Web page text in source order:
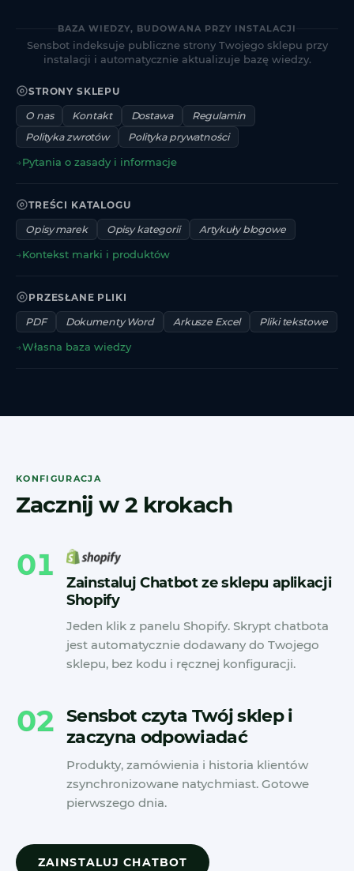
BAZA WIEDZY, BUDOWANA PRZY INSTALACJI
Sensbot indeksuje publiczne strony Twojego sklepu przy
instalacji i automatycznie aktualizuje bazę wiedzy.
STRONY SKLEPU
O nas Kontakt Dostawa
Regulamin
Polityka zwrotów
Polityka prywatności
→Pytania o zasady i informacje
TREŚCI KATALOGU
Opisy marek Opisy kategorii Artykuły blogowe
→Kontekst marki i produktów
PRZESŁANE PLIKI
PDF Dokumenty Word Arkusze Excel Pliki tekstowe
→Własna baza wiedzy
KONFIGURACJA
Zacznij w 2 krokach
01
Zainstaluj Chatbot ze sklepu aplikacji
Shopify
Jeden klik z panelu Shopify. Skrypt chatbota
jest automatycznie dodawany do Twojego
sklepu, bez kodu i ręcznej konfiguracji.
02 Sensbot czyta Twój sklep i
zaczyna odpowiadać
Produkty, zamówienia i historia klientów
zsynchronizowane natychmiast. Gotowe
pierwszego dnia.
ZAINSTALUJ CHATBOT